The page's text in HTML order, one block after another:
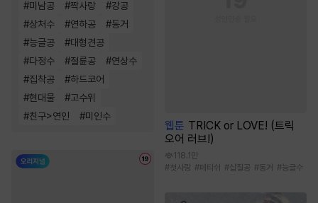
#미남공 #짝사랑 #강공
#상처수 #연하공 #동거
#능글공 #대형견공
#다정수 #절륜공 #연상수
#집착공 #하드코어
#현대물 #고수위
#친구>연인 #미인수
웹툰 TRICK or LOVE! (트릭
오어 러브!)
118.1만
#첫사랑 #페티쉬 #삽질공 #동거 #능글수